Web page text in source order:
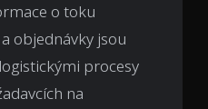
o toku
a objednávky jsou
procesy
na